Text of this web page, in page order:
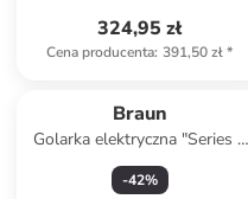
324,95 zł
Cena producenta: 391,50 zł*
Braun
Golarka elektryczna "Series 5
52-N1200s" w kolorze
czarnym
-42%